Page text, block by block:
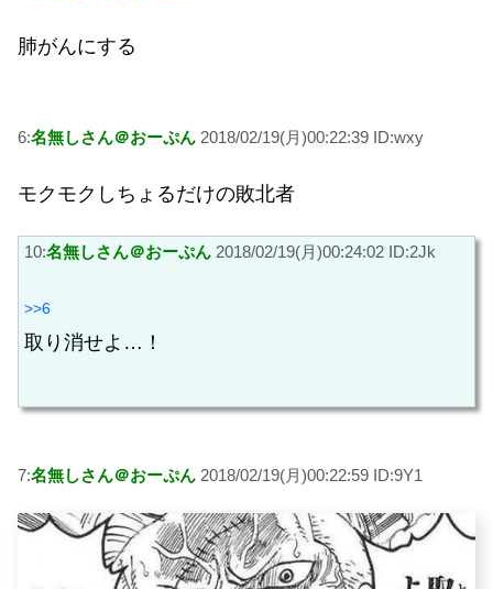
肺がんにする
6:名無しさん＠おーぷん 2018/02/19(月)00:22:39 ID:wxy
モクモクしちょるだけの敗北者
10:名無しさん＠おーぷん 2018/02/19(月)00:24:02 ID:2Jk
>>6
取り消せよ…！
7:名無しさん＠おーぷん 2018/02/19(月)00:22:59 ID:9Y1